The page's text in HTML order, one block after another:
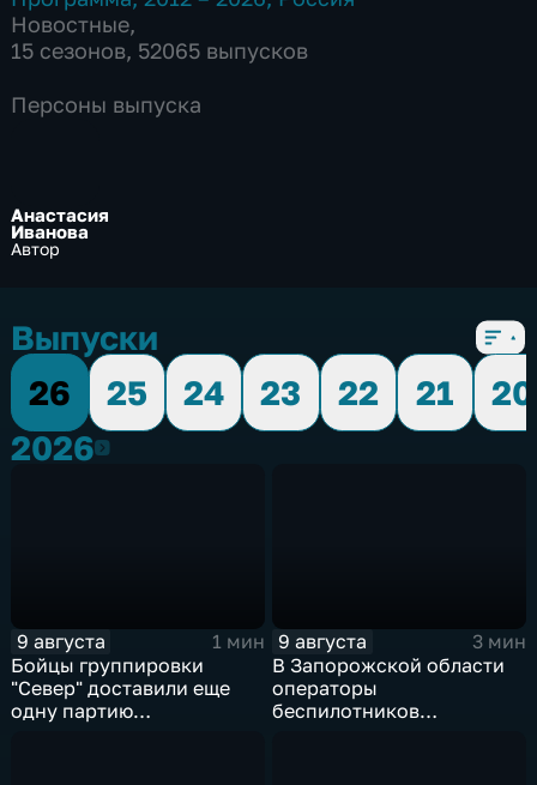
Новостные,
15 сезонов, 52065 выпусков
Персоны выпуска
Анастасия
Иванова
Автор
Выпуски
26
25 24 23 22 21
20
20262026
9 августа
1 мин
Бойцы группировки
"Север" доставили еще
одну партию
9 августа
3 мин
В Запорожской области
операторы
беспилотников